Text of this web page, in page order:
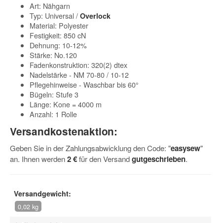
Art: Nähgarn
Typ: Universal / Overlock
Material: Polyester
Festigkeit: 850 cN
Dehnung: 10-12%
Stärke: No.120
Fadenkonstruktion: 320(2) dtex
Nadelstärke - NM 70-80 / 10-12
Pflegehinweise - Waschbar bis 60°
Bügeln: Stufe 3
Länge: Kone = 4000 m
Anzahl: 1 Rolle
Versandkostenaktion:
Geben Sie in der Zahlungsabwicklung den Code: "easysew"
an. Ihnen werden2 €für den Versandgutgeschrieben.
Versandgewicht:
0,02 kg